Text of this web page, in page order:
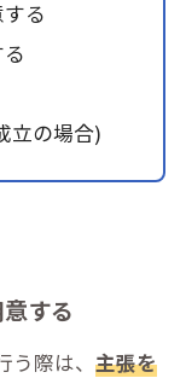
る
立の場合)
する
際は、 主張を